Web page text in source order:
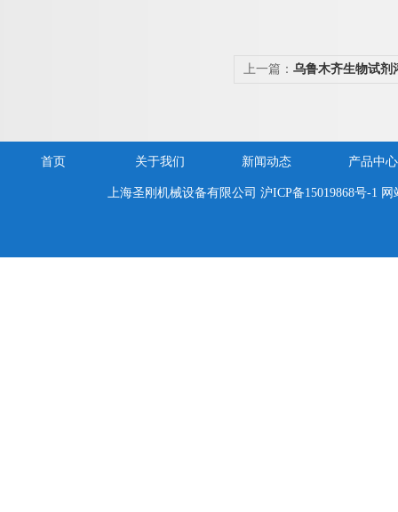
上一篇： 乌鲁木齐生物试剂
首页 关于我们 新闻动态 产品中心
上海圣刚机械设备有限公司沪ICP备15019868号-1 网